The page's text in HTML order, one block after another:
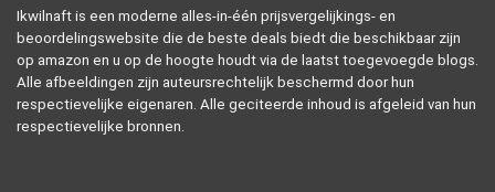
Ikwilnaft is een moderne alles-in-één prijsvergelijkings- en
beoordelingswebsite die de beste deals biedt die beschikbaar zijn
op amazon en u op de hoogte houdt via de laatst toegevoegde blogs.
Alle afbeeldingen zijn auteursrechtelijk beschermd door hun
respectievelijke eigenaren. Alle geciteerde inhoud is afgeleid van hun
respectievelijke bronnen.